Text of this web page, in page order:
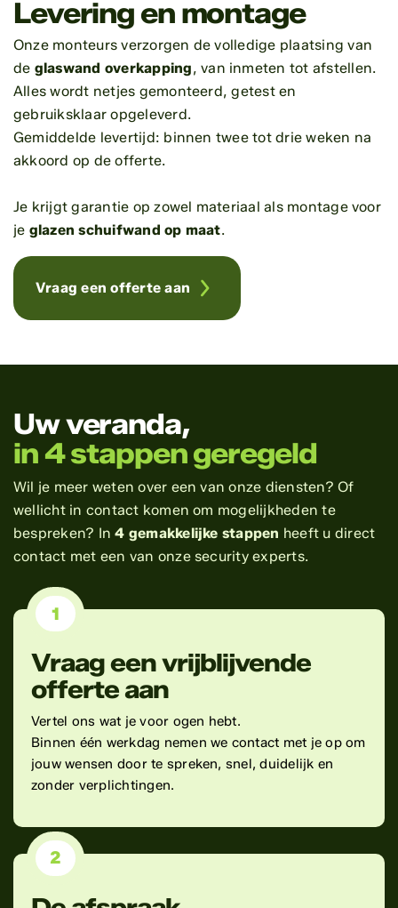
Levering en montage
Onze monteurs verzorgen de volledige plaatsing van
de glaswand overkapping, van inmeten tot afstellen.
Alles wordt netjes gemonteerd, getest en
gebruiksklaar opgeleverd.
Gemiddelde levertijd: binnen twee tot drie weken na
akkoord op de offerte.
Je krijgt garantie op zowel materiaal als montage voor
je glazen schuifwand op maat.
Vraag een offerte aan
Uw veranda,
in 4 stappen geregeld
Wil je meer weten over een van onze diensten? Of
wellicht in contact komen om mogelijkheden te
bespreken? In4 gemakkelijke stappen heeft u direct
contact met een van onze security experts.
1
Vraag een vrijblijvende
offerte aan
Vertel ons wat je voor ogen hebt.
Binnen één werkdag nemen we contact met je op om
jouw wensen door te spreken, snel, duidelijk en
zonder verplichtingen.
2